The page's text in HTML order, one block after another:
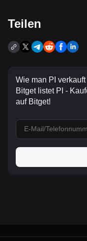
Teilen
Wie man PI verkauft
Bitget listet PI -
auf Bitget!